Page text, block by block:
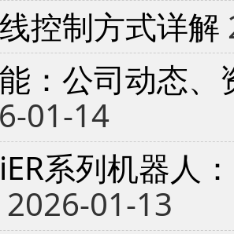
控制方式详解
：公司动态
01-14
系列机器人
2026-01-13